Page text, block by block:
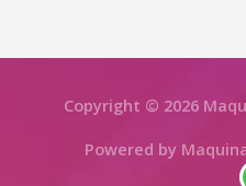
Copyright © 2026
Powered by